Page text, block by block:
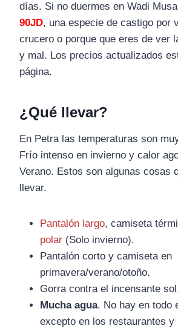
días. Si no duermes en Wadi
90JD, una especie de castigo por
crucero o porque que eres de ver
y mal. Los precios actualizados
página.
¿Qué llevar?
En Petra las temperaturas son
Frío intenso en invierno y calor
Verano. Estos son algunas cosas
llevar.
Pantalón largo, camiseta
polar (Solo invierno).
Pantalón corto y camiseta en
primavera/verano/otoño.
Gorra contra el incensante
Mucha agua. No hay en todo
excepto en los restaurantes y